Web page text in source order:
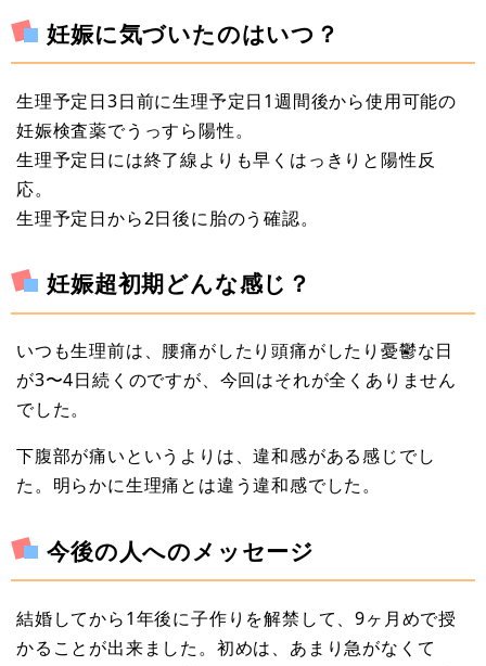
妊娠に気づいたのはいつ？
生理予定日3日前に生理予定日1週間後から使用可能の
妊娠検査薬でうっすら陽性。
生理予定日には終了線よりも早くはっきりと陽性反
応。
生理予定日から2日後に胎のう確認。
妊娠超初期どんな感じ？
いつも生理前は、腰痛がしたり頭痛がしたり憂鬱な日
が3〜4日続くのですが、今回はそれが全くありません
でした。
下腹部が痛いというよりは、違和感がある感じでし
た。明らかに生理痛とは違う違和感でした。
今後の人へのメッセージ
結婚してから1年後に子作りを解禁して、9ヶ月めで授
かることが出来ました。初めは、あまり急がなくて